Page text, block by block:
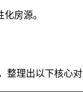
房源。
整理出以下核心对